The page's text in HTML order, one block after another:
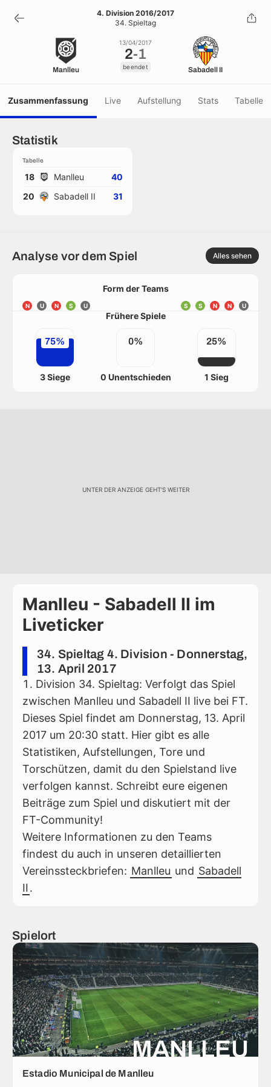
2-1
beendet
4. Division 2016/2017
34. Spieltag
Manlleu
13/04/2017
2-1
beendet Sabadell II
Zusammenfassung Live Aufstellung Stats Tabelle
Statistik
Tabelle
18 Manlleu
40
20
Sabadell II 31
Analyse vor dem Spiel Alles sehen
Form der Teams
N U N S U U
N
N
S
S
Frühere Spiele
75%
3 Siege
0%
0 Unentschieden
25%
1 Sieg
UNTER DER ANZEIGE GEHT'S WEITER
Manlleu - Sabadell II im
Liveticker
34. Spieltag 4. Division - Donnerstag,
13. April 2017
Division 34. Spieltag: Verfolgt das Spiel
zwischen Manlleu und Sabadell II live bei FT.
Dieses Spiel findet am Donnerstag, 13. April
2017 um 20:30 statt. Hier gibt es alle
Statistiken, Aufstellungen, Tore und
Torschützen, damit du den Spielstand live
verfolgen kannst. Schreibt eure eigenen
Beiträge zum Spiel und diskutiert mit der
FT-Community!
Weitere Informationen zu den Teams
findest du auch in unseren detaillierten
Vereinssteckbriefen: Manlleu und Sabadell
II.
Spielort
MANLLEU
Estadio Municipal de Manlleu